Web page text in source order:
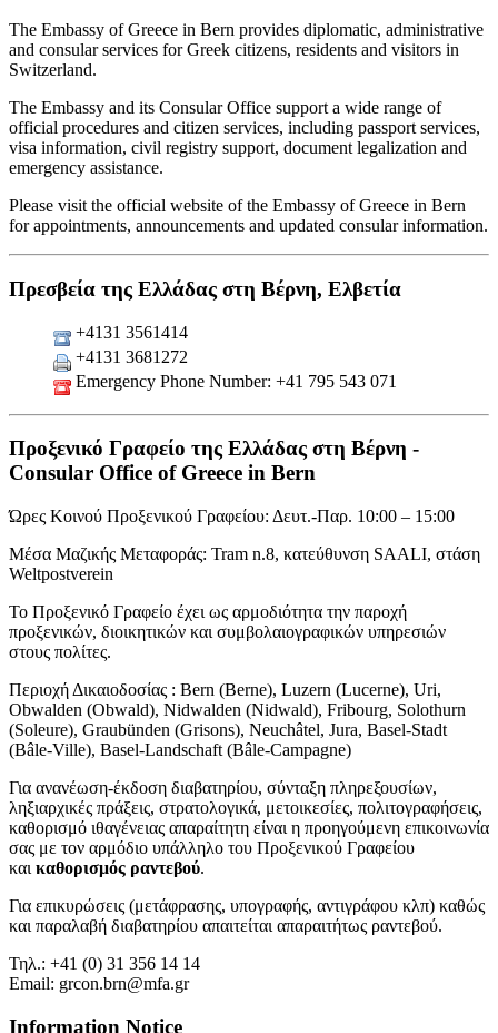
The Embassy of Greece in Bern provides diplomatic, administrative
and consular services for Greek citizens, residents and visitors in
Switzerland.
The Embassy and its Consular Office support a wide range of
official procedures and citizen services, including passport services,
visa information, civil registry support, document legalization and
emergency assistance.
Please visit the official website of the Embassy of Greece in Bern
for appointments, announcements and updated consular information.
Πρεσβεία της Ελλάδας στη Βέρνη, Ελβετία
+4131 3561414
+4131 3681272
Emergency Phone Number: +41 795 543 071
Προξενικό Γραφείο της Ελλάδας στη Βέρνη -
Consular Office of Greece in Bern
Ώρες Κοινού Προξενικού Γραφείου: Δευτ.-Παρ. 10:00 – 15:00
Μέσα Μαζικής Μεταφοράς: Tram n.8, κατεύθυνση SAALI, στάση
Weltpostverein
Το Προξενικό Γραφείο έχει ως αρμοδιότητα την παροχή
προξενικών, διοικητικών και συμβολαιογραφικών υπηρεσιών
στους πολίτες.
Περιοχή Δικαιοδοσίας : Bern (Berne), Luzern (Lucerne), Uri,
Obwalden (Obwald), Nidwalden (Nidwald), Fribourg, Solothurn
(Soleure), Graubünden (Grisons), Neuchâtel, Jura, Basel-Stadt
(Bâle-Ville), Basel-Landschaft (Bâle-Campagne)
Για ανανέωση-έκδοση διαβατηρίου, σύνταξη πληρεξουσίων,
ληξιαρχικές πράξεις, στρατολογικά, μετοικεσίες, πολιτογραφήσεις,
καθορισμό ιθαγένειας απαραίτητη είναι η προηγούμενη επικοινωνία
σας με τον αρμόδιο υπάλληλο του Προξενικού Γραφείου
και καθορισμός ραντεβού.
Για επικυρώσεις (μετάφρασης, υπογραφής, αντιγράφου κλπ) καθώς
και παραλαβή διαβατηρίου απαιτείται απαραιτήτως ραντεβού.
Τηλ.: +41 (0) 31 356 14 14
Email: grcon.brn@mfa.gr
Information Notice